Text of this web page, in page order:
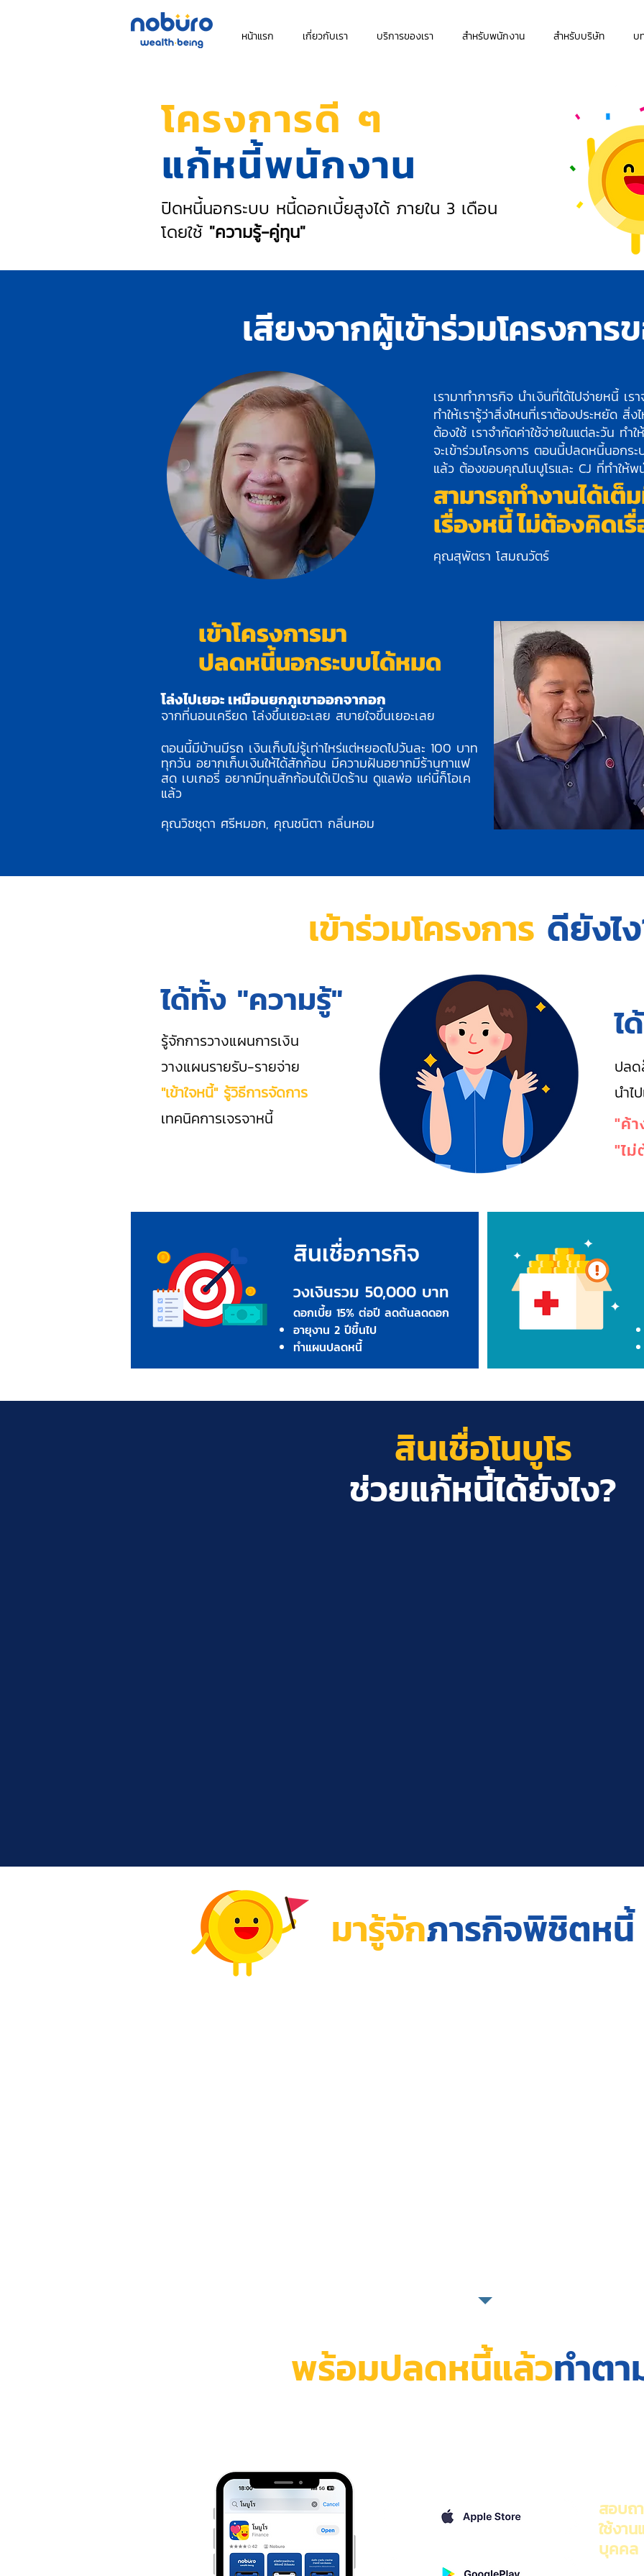
หน้าแรก เกี่ยวกับเรา บริการของเรา สำหรับพนักงาน สำหรับบริษัท บ
โครงการดี ๆ
แก้หนี้พนักงาน
ปิดหนี้นอกระบบ หนี้ดอกเบี้ยสูงได้ ภายใน 3 เดือน
โดยใช้ "ความรู้-คู่ทุน"
เสียงจากผู้เข้าร่วมโครงการ
เรามาทำภารกิจ นำเงินที่ได้ไปจ่ายหนี้ เร
ทำให้เรารู้ว่าสิ่งไหนที่เราต้องประหยัด สิ่
ต้องใช้ เราจำกัดค่าใช้จ่ายในแต่ละวัน ทำ
จะเข้าร่วมโครงการ ตอนนี้ปลดหนี้นอก
แล้ว ต้องขอบคุณโนบูโรและ CJ ที่ทำให้
สามารถทำงานได้เต็
เรื่องหนี้ ไม่ต้องคิดเ
คุณสุพัตรา โสมณวัตร์
เข้าโครงการมา
ปลดหนี้นอกระบบได้หมด
โล่งไปเยอะ เหมือนยกภูเขาออกจากอก
จากที่นอนเครียด โล่งขึ้นเยอะเลย สบายใจขึ้นเยอะเลย
ตอนนี้มีบ้านมีรถ เงินเก็บไม่รู้เท่าไหร่แต่หยอดไปวันละ 100 บาท
ทุกวัน อยากเก็บเงินให้ได้สักก้อน มีความฝันอยากมีร้านกาแฟ
สด เบเกอรี่ อยากมีทุนสักก้อนได้เปิดร้าน ดูแลพ่อ แค่นี้ก็โอเค
แล้ว
คุณวิชชุดา ศรีหมอก, คุณชนิตา กลิ่นหอม
เข้าร่วมโครงการ ดียังไ
ได้ทั้ง "ความรู้"
รู้จักการวางแผนการเงิน
วางแผนรายรับ-รายจ่าย
"เข้าใจหนี้" รู้วิธีการจัดการ
เทคนิคการเจรจาหนี้
ไ
ปลด
นำไ
"ค้า
"ไ
สินเชื่อภารกิจ
วงเงินรวม 50,000 บาท
ดอกเบี้ย 15% ต่อปี ลดต้นลดดอก
อายุงาน 2 ปีขึ้นไป
ทำแผนปลดหนี้
สินเชื่อโนบูโร
ช่วยแก้หนี้ได้ยังไง?
มารู้จักภารกิจพิชิตหนี้
พร้อมปลดหนี้แล้วทำต
สอบถ
ใช้งา
บุคคล